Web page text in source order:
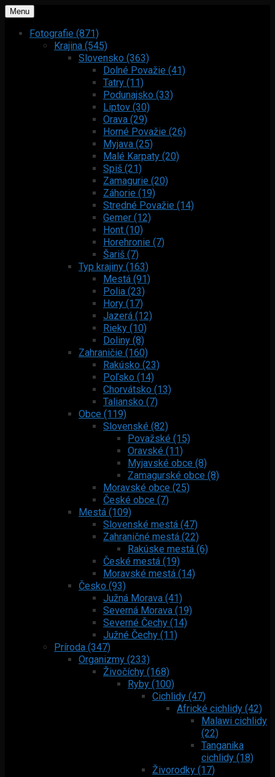
Menu
Fotografie (871)
Krajina (545)
Slovensko (363)
Dolné Považie (41)
Tatry (11)
Podunajsko (33)
Liptov (30)
Orava (29)
Horné Považie (26)
Myjava (25)
Malé Karpaty (20)
Spiš (21)
Zamagurie (20)
Záhorie (19)
Stredné Považie (14)
Gemer (12)
Hont (10)
Horehronie (7)
Šariš (7)
Typ krajiny (163)
Mestá (91)
Polia (23)
Hory (17)
Jazerá (12)
Rieky (10)
Doliny (8)
Zahraničie (160)
Rakúsko (23)
Poľsko (14)
Chorvátsko (13)
Taliansko (7)
Obce (119)
Slovenské (82)
Považské (15)
Oravské (11)
Myjavské obce (8)
Zamagurské obce (8)
Moravské obce (25)
České obce (7)
Mestá (109)
Slovenské mestá (47)
Zahraničné mestá (22)
Rakúske mestá (6)
České mestá (19)
Moravské mestá (14)
Česko (93)
Južná Morava (41)
Severná Morava (19)
Severné Čechy (14)
Južné Čechy (11)
Príroda (347)
Organizmy (233)
Živočíchy (168)
Ryby (100)
Cichlidy (47)
Africké cichlidy (42)
Malawi cichlidy
(22)
Tanganika
cichlidy (18)
Živorodky (17)